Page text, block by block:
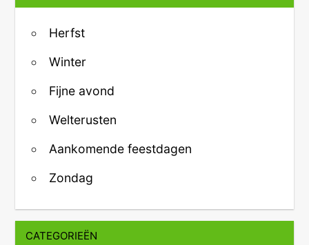
Herfst
Winter
Fijne avond
Welterusten
Aankomende feestdagen
Zondag
CATEGORIEËN